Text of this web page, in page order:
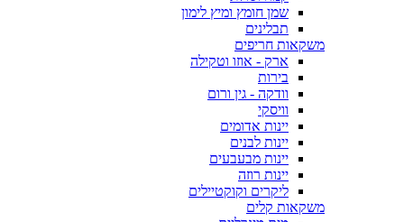
שמן חומץ ומיץ לימון
תבלינים
משקאות חריפים
ארק - אוזו וטקילה
בירות
וודקה - גין ורום
וויסקי
יינות אדומים
יינות לבנים
יינות מבעבעים
יינות רוזה
ליקרים וקוקטיילים
משקאות קלים